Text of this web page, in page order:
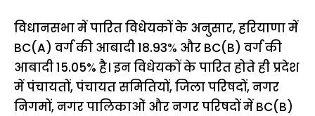
विधानसभा में पारित विधेयकों के अनुसार, हरियाणा में
BC(A) वर्ग की आबादी 18.93% और BC(B) वर्ग की
आबादी 15.05% है। इन विधेयकों के पारित होते ही प्रदेश
में पंचायतों, पंचायत समितियों, जिला परिषदों, नगर
निगमों, नगर पालिकाओं और नगर परिषदों में BC(B)